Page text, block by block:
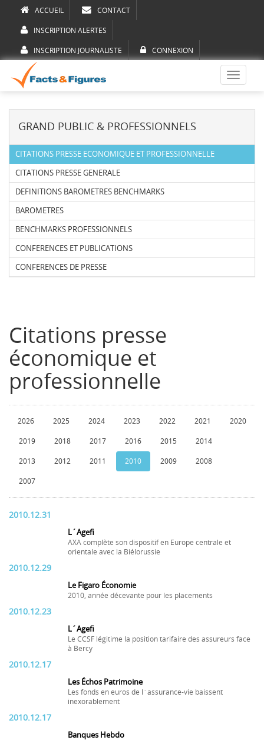
ACCUEIL CONTACT
INSCRIPTION ALERTES
INSCRIPTION JOURNALISTE CONNEXION
Toggle
GRAND PUBLIC & PROFESSIONNELS
CITATIONS PRESSE ECONOMIQUE ET PROFESSIONNELLE
CITATIONS PRESSE GENERALE
DEFINITIONS BAROMETRES BENCHMARKS
BAROMETRES
BENCHMARKS PROFESSIONNELS
CONFERENCES ET PUBLICATIONS
CONFERENCES DE PRESSE
Citations presse
économique et
professionnelle
2026 2025 2024 2023 2022 2021 2020
2019 2018 2017 2016 2015 2014
2013 2012 2011 2010 2009 2008
2007
2010.12.31
L´Agefi
AXA complète son dispositif en Europe centrale et
orientale avec la Biélorussie
2010.12.29
Le Figaro Économie
2010, année décevante pour les placements
2010.12.23
L´Agefi
Le CCSF légitime la position tarifaire des assureurs face
à Bercy
2010.12.17
Les Échos Patrimoine
Les fonds en euros de l´assurance-vie baissent
inexorablement
2010.12.17
Banques Hebdo